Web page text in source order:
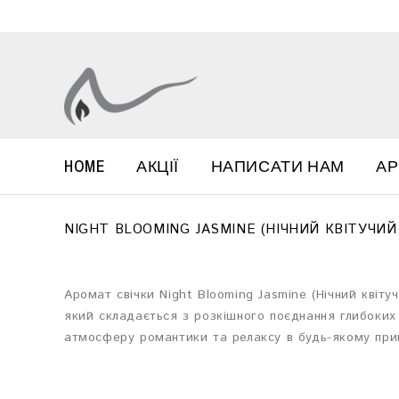
HOME АКЦІЇ НАПИСАТИ НАМ
NIGHT BLOOMING JASMINE (НІЧНИЙ
Аромат свічки Night Blooming Jasmine (Нічний
який складається з розкішного поєднання
атмосферу романтики та релаксу в будь-якому